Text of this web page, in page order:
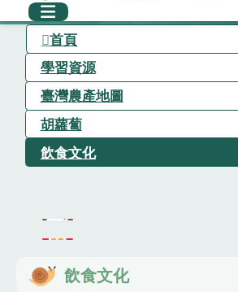
首頁
學習資源
臺灣農產地圖
胡蘿蔔
飲食文化
飲食文化